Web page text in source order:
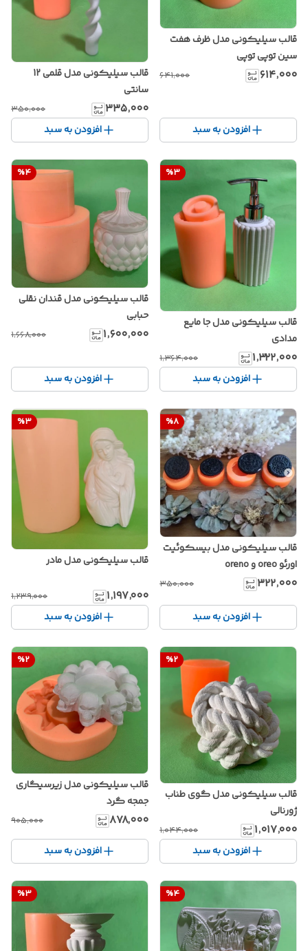
قالب سیلیکونی مدل ظرف هفت
سین توپی توپی
۶۱۴٬۰۰۰ ۶۴۱٬۰۰۰
افزودن به سبد
قالب سیلیکونی مدل قلمی 12
سانتی
۳۳۵٬۰۰۰ ۳۵۰٬۰۰۰
افزودن به سبد
%3
قالب سیلیکونی مدل جا مایع
مدادی
۱٬۳۲۲٬۰۰۰ ۱٬۳۶۴٬۰۰۰
افزودن به سبد
%4
قالب سیلیکونی مدل قندان نقلی
حبابی
۱٬۶۰۰٬۰۰۰ ۱٬۶۶۸٬۰۰۰
افزودن به سبد
%8
قالب سیلیکونی مدل بیسکوئیت
اورئو oreo و oreno
۳۲۲٬۰۰۰ ۳۵۰٬۰۰۰
افزودن به سبد
%3
قالب سیلیکونی مدل مادر
۱٬۱۹۷٬۰۰۰ ۱٬۲۳۹٬۰۰۰
افزودن به سبد
%2
قالب سیلیکونی مدل گوی طناب
ژورنالی
۱٬۰۱۷٬۰۰۰ ۱٬۰۴۴٬۰۰۰
افزودن به سبد
%2
قالب سیلیکونی مدل زیرسیگاری
جمجه گرد
۸۷۸٬۰۰۰ ۹۰۵٬۰۰۰
افزودن به سبد
%4
%3